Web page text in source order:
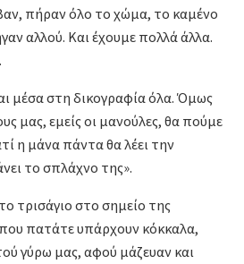
πήραν όλο το χώμα, το καμένο
αλλού. Και έχουμε πολλά άλλα.
μέσα στη δικογραφία όλα. Όμως
μας, εμείς οι μανούλες, θα πούμε
η μάνα πάντα θα λέει την
το σπλάχνο της».
τρισάγιο στο σημείο της
πατάτε υπάρχουν κόκκαλα,
γύρω μας, αφού μάζευαν και